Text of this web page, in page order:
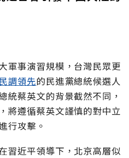
軍事演習規模，台灣民眾更
民調領先的民進黨總統候選人
統蔡英文的背景截然不同，
將遵循蔡英文謹慎的對中立
行攻擊。
習近平領導下，北京高層似